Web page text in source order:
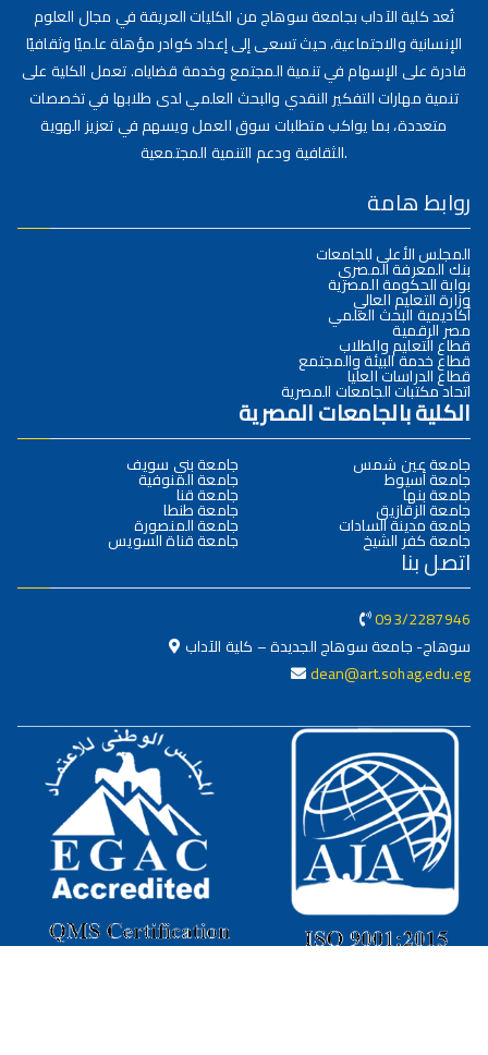
تُعد كلية الآداب بجامعة سوهاج من الكليات العريقة في مجال العلوم
الإنسانية والاجتماعية، حيث تسعى إلى إعداد كوادر مؤهلة علميًا وثقافيًا
قادرة على الإسهام في تنمية المجتمع وخدمة قضاياه. تعمل الكلية على
تنمية مهارات التفكير النقدي والبحث العلمي لدى طلابها في تخصصات
متعددة، بما يواكب متطلبات سوق العمل ويسهم في تعزيز الهوية
الثقافية ودعم التنمية المجتمعية.
روابط هامة
المجلس الأعلى للجامعات
بنك المعرفة المصري
بوابة الحكومة المصرية
وزارة التعليم العالي
أكاديمية البحث العلمي
مصر الرقمية
قطاع التعليم والطلاب
قطاع خدمة البيئة والمجتمع
قطاع الدراسات العليا
اتحاد مكتبات الجامعات المصرية
الكلية بالجامعات المصرية
جامعة عين شمس
جامعة أسيوط
جامعة بنها
جامعة الزقازيق
جامعة مدينة السادات
جامعة كفر الشيخ
جامعة بني سويف
جامعة المنوفية
جامعة قنا
جامعة طنطا
جامعة المنصورة
جامعة قناة السويس
اتصل بنا
093/2287946
سوهاج- جامعة سوهاج الجديدة – كلية الآداب
dean@art.sohag.edu.eg